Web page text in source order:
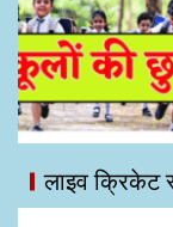
लाइव क्रिकेट